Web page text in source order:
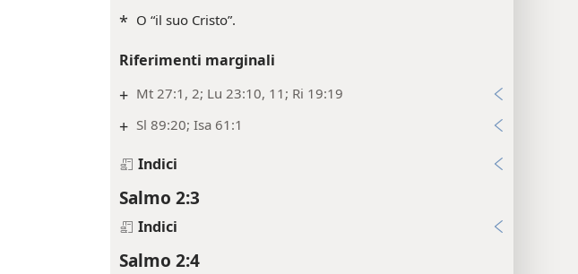
* O “il suo Cristo”.
Riferimenti marginali
+ Mt 27:1, 2; Lu 23:10, 11; Ri 19:19
+ Sl 89:20; Isa 61:1
Indici
Salmo 2:3
Indici
Salmo 2:4